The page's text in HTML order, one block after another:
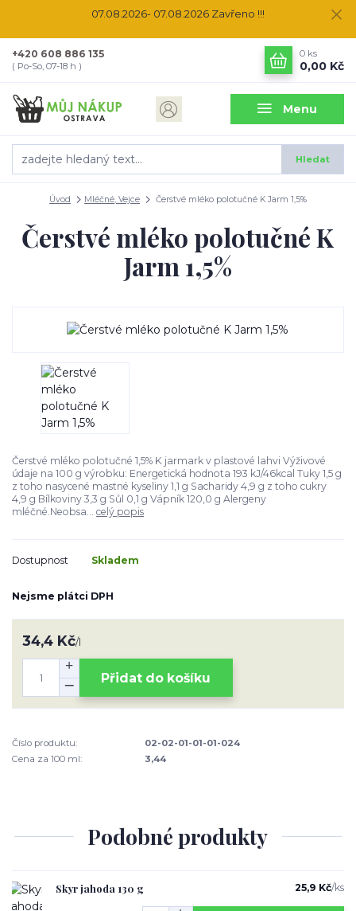
07.08.2026- 07.08.2026 Zavřeno !!!
Menu
Hledat
+420 608 886 135
( Po-So, 07-18 h )
0 ks
0,00 Kč
Úvod Mléčné, Vejce Čerstvé mléko polotučné K Jarm 1,5%
Čerstvé mléko polotučné K
Jarm 1,5%
Čerstvé mléko polotučné 1,5% K jarmark v plastové lahvi Výživové
údaje na 100 g výrobku: Energetická hodnota 193 kJ/46kcal Tuky 1,5 g
z toho nasycené mastné kyseliny 1,1 g Sacharidy 4,9 g z toho cukry
4,9 g Bílkoviny 3,3 g Sůl 0,1 g Vápník 120,0 g Alergeny
mléčné.Neobsa... celý popis
Dostupnost Skladem
Nejsme plátci DPH
34,4 Kč/l
Přidat do košíku
Číslo produktu:
02-02-01-01-01-024
Cena za 100 ml:
3,44
Podobné produkty
Skyr jahoda 130 g 25,9 Kč/ks